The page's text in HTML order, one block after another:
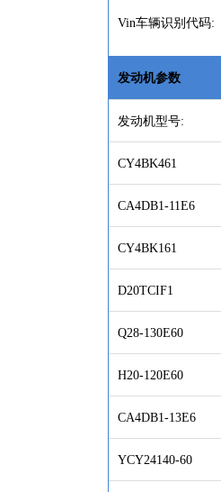
Vin车辆识别代码:
发动机参数
发动机型号:
CY4BK461
CA4DB1-11E6
CY4BK161
D20TCIF1
Q28-130E60
H20-120E60
CA4DB1-13E6
YCY24140-60